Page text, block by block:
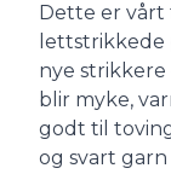
Dette er vårt
lettstrikkede
nye
blir myke,
godt til
og svart